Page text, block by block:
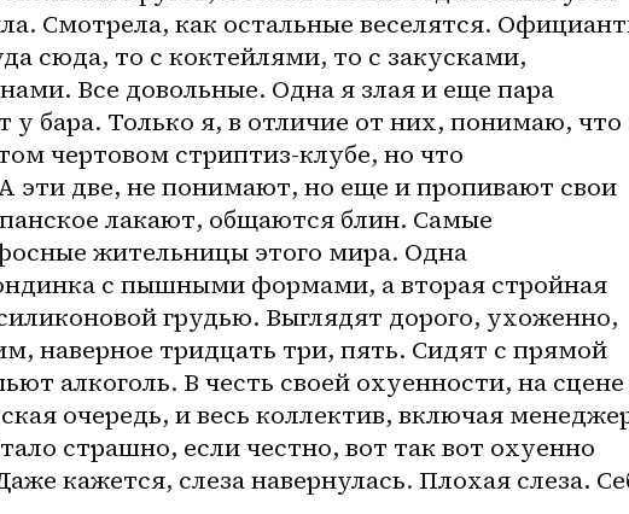
Смотрела, как остальные веселятся.
сюда, то с коктейлями, то с закусками,
Все довольные. Одна я злая и еще пара
бара. Только я, в отличие от них, понимаю, что
чертовом стриптиз-клубе, но что
эти две, не понимают, но еще и пропивают свои
лакают, общаются блин. Самые
жительницы этого мира. Одна
с пышными формами, а вторая стройная
грудью. Выглядят дорого, ухоженно,
наверное тридцать три, пять. Сидят с прямой
алкоголь. В честь своей охуенности, на сцене
очередь, и весь коллектив, включая
страшно, если честно, вот так вот охуенно
кажется, слеза навернулась. Плохая слеза.